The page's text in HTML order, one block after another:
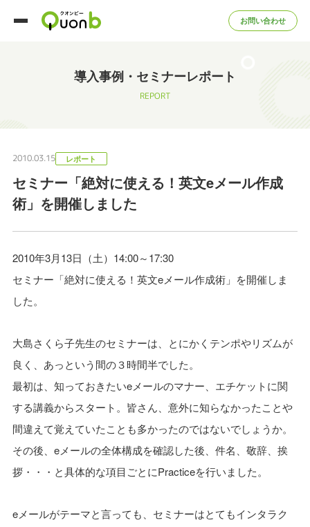
お問い合わせ
導入事例・セミナーレポート
REPORT
2010.03.15 レポート
セミナー「絶対に使える！英文eメール作成
術」を開催しました
2010年3月13日（土）14:00～17:30
セミナー「絶対に使える！英文eメール作成術」を開催しま
した。
大島さくら子先生のセミナーは、とにかくテンポやリズムが
良く、あっという間の３時間半でした。
最初は、知っておきたいeメールのマナー、エチケットに関
する講義からスタート。皆さん、意外に知らなかったことや
間違えて覚えていたことも多かったのではないでしょうか。
その後、eメールの全体構成を確認した後、件名、敬辞、挨
拶・・・と具体的な項目ごとにPracticeを行いました。
eメールがテーマと言っても、セミナーはとてもインタラク